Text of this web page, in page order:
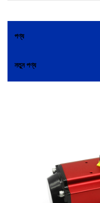
পণ্য
নতুন পণ্য